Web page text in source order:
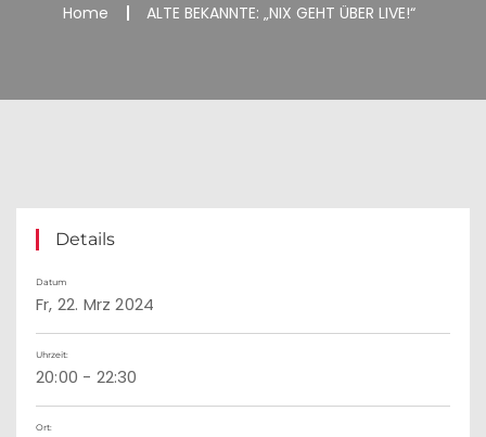
Home ALTE BEKANNTE: „NIX GEHT ÜBER LIVE!“
Details
Datum
Fr, 22. Mrz 2024
Uhrzeit:
20:00 - 22:30
Ort: